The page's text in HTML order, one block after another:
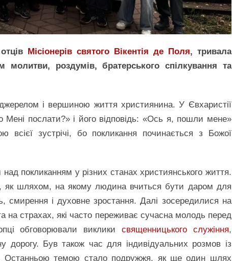
Місіонерів святого Вікентія де Поля, тривала
молитви, роздумів, братерського спілкування та
і вершиною життя християнина. У Євхаристії
Мені послати?» і його відповідь: «Ось я, пошли мене»
зустрічі, бо покликання починається з Божої
покликанням у різних станах християнського життя.
як шляхом, на якому людина вчиться бути даром для
смирення і духовне зростання. Далі зосередилися на
на страхах, які часто переживає сучасна молодь перед
обговорювали виклики священницького служіння,
дорогу. Був також час для індивідуальних розмов із
Останньою темою стало подружжя, як ще один шлях